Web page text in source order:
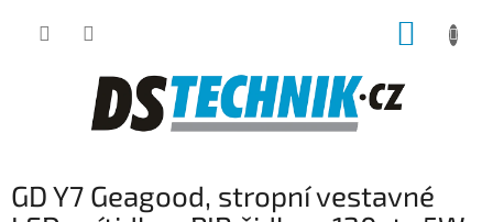
GD Y7 Geagood, stropní vestavné